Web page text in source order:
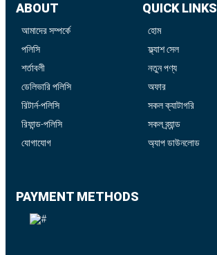
ABOUT
আমাদের সম্পর্কে
পলিসি
শর্তাবলী
ডেলিভারি পলিসি
রিটার্ন-পলিসি
রিফান্ড-পলিসি
যোগাযোগ
QUICK LINKS
হোম
ফ্ল্যাশ সেল
নতুন পণ্য
অফার
সকল ক্যাটাগরি
সকল ব্র্যান্ড
অ্যাপ ডাউনলোড
PAYMENT METHODS